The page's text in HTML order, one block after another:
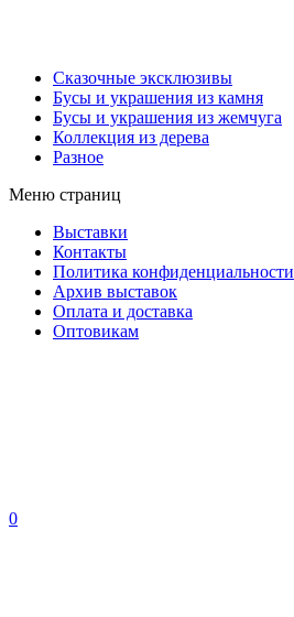
Сказочные эксклюзивы
Бусы и украшения из камня
Бусы и украшения из жемчуга
Коллекция из дерева
Разное
Меню страниц
Выставки
Контакты
Политика конфиденциальности
Архив выставок
Оплата и доставка
Оптовикам
0